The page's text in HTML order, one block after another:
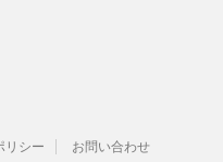
リシー お問い合わせ